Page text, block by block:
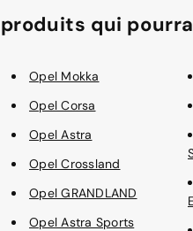
qui
Opel Mokka
Opel Corsa
Opel Astra
Opel Crossland
Opel GRANDLAND
Opel Astra Sports